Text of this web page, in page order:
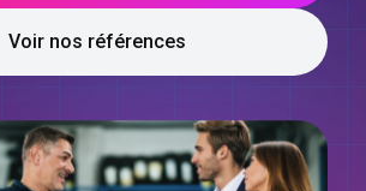
Voir nos références